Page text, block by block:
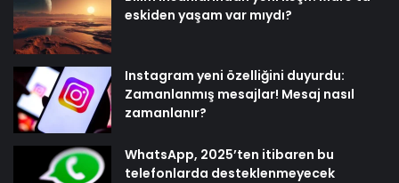
eskiden yaşam var mıydı?
Instagram yeni özelliğini duyurdu:
Zamanlanmış mesajlar! Mesaj nasıl
zamanlanır?
WhatsApp, 2025’ten itibaren bu
telefonlarda desteklenmeyecek